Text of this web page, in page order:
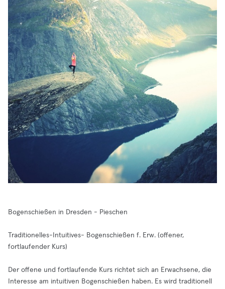
Bogenschießen in Dresden - Pieschen
Traditionelles-Intuitives- Bogenschießen f. Erw. (offener,
fortlaufender Kurs)
Der offene und fortlaufende Kurs richtet sich an Erwachsene, die
Interesse am intuitiven Bogenschießen haben. Es wird traditionell